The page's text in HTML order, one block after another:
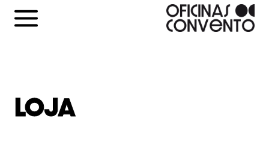
Skip
LOJA